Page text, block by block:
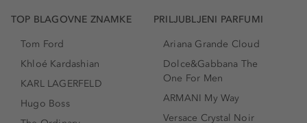
TOP BLAGOVNE ZNAMKE
Tom Ford
Khloé Kardashian
KARL LAGERFELD
Hugo Boss
PRILJUBLJENI PARFUMI
Ariana Grande Cloud
Dolce&Gabbana The
One For Men
ARMANI My Way
Versace Crystal Noir